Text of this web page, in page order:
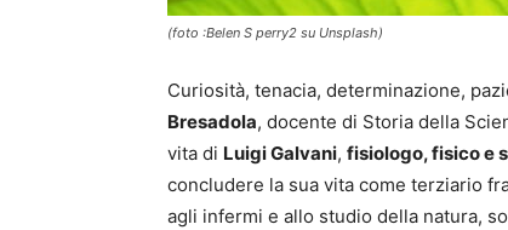
(foto :Belen S perry2 su Unsplash)
Curiosità, tenacia, determinazione,
Bresadola, docente di Storia della
vita di Luigi Galvani, fisiologo, fisico e
concludere la sua vita come terziario
agli infermi e allo studio della natura,